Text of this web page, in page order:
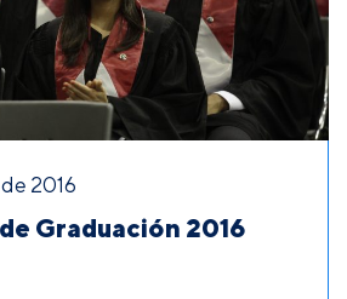
2016
Graduación 2016